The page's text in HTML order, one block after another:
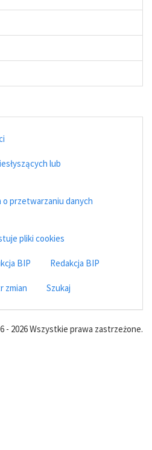
lub
o przetwarzaniu danych
pliki cookies
BIP Redakcja BIP
zmian Szukaj
- 2026 Wszystkie prawa zastrzeżone.